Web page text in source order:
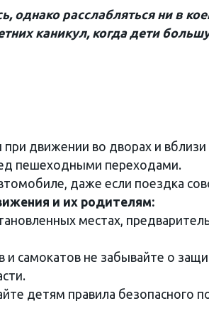
однако расслабляться ни в
каникул, когда дети
движении во дворах и
пешеходными переходами.
даже если поездка
и их родителям:
местах,
самокатов не забывайте о
детям правила безопасного